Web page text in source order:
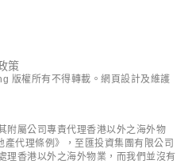
策
版權所有不得轉載。網頁設計及維護
附屬公司專責代理香港以外之海外物
代理條例》，至匯投資集團有限公司
理香港以外之海外物業，而我們並沒有